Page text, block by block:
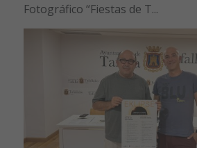
Fotográfico “Fiestas de T...